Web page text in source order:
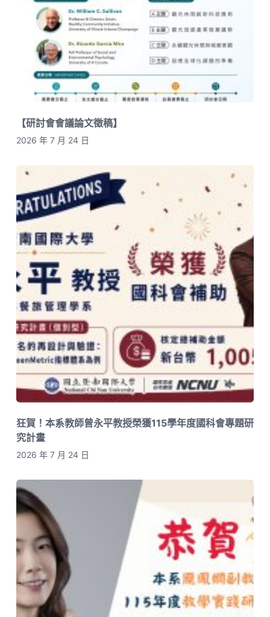
【研討會會議論文徵稿】
2026 年 7 月 24 日
狂賀！本系教師曾永平教授榮獲115學年度國科會專題研
究計畫
2026 年 7 月 24 日